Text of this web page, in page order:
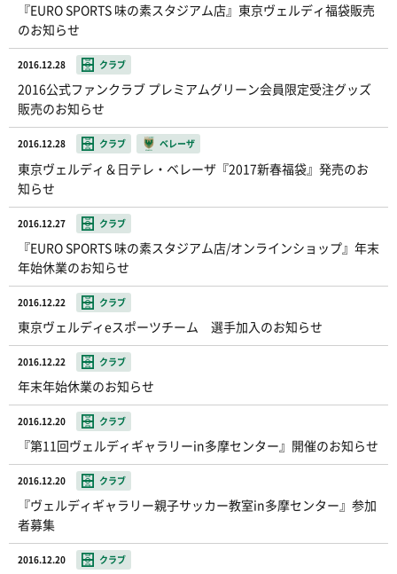
『EURO SPORTS 味の素スタジアム店』東京ヴェルディ福袋販売
のお知らせ
2016.12.28 クラブ
2016公式ファンクラブ プレミアムグリーン会員限定受注グッズ
販売のお知らせ
2016.12.28 クラブ ベレーザ
東京ヴェルディ＆日テレ・ベレーザ『2017新春福袋』発売のお
知らせ
2016.12.27 クラブ
『EURO SPORTS 味の素スタジアム店/オンラインショップ』年末
年始休業のお知らせ
2016.12.22 クラブ
東京ヴェルディeスポーツチーム 選手加入のお知らせ
2016.12.22 クラブ
年末年始休業のお知らせ
2016.12.20 クラブ
『第11回ヴェルディギャラリーin多摩センター』開催のお知らせ
2016.12.20 クラブ
『ヴェルディギャラリー親子サッカー教室in多摩センター』参加
者募集
2016.12.20 クラブ